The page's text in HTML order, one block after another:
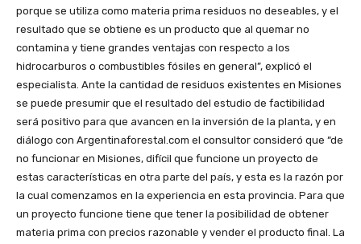
porque se utiliza como materia prima residuos no deseables, y el
resultado que se obtiene es un producto que al quemar no
contamina y tiene grandes ventajas con respecto a los
hidrocarburos o combustibles fósiles en general”, explicó el
especialista. Ante la cantidad de residuos existentes en Misiones
se puede presumir que el resultado del estudio de factibilidad
será positivo para que avancen en la inversión de la planta, y en
diálogo con Argentinaforestal.com el consultor consideró que “de
no funcionar en Misiones, difícil que funcione un proyecto de
estas características en otra parte del país, y esta es la razón por
la cual comenzamos en la experiencia en esta provincia. Para que
un proyecto funcione tiene que tener la posibilidad de obtener
materia prima con precios razonable y vender el producto final. La